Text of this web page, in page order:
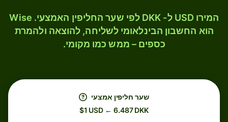
המירו USD ל- DKK לפי שער החליפין האמצעי. Wise
הוא החשבון הבינלאומי לשליחה, להוצאה ולהמרת
כספים – ממש כמו מקומי.
שער חליפין אמצעי
$1 USD ← 6.487 DKK